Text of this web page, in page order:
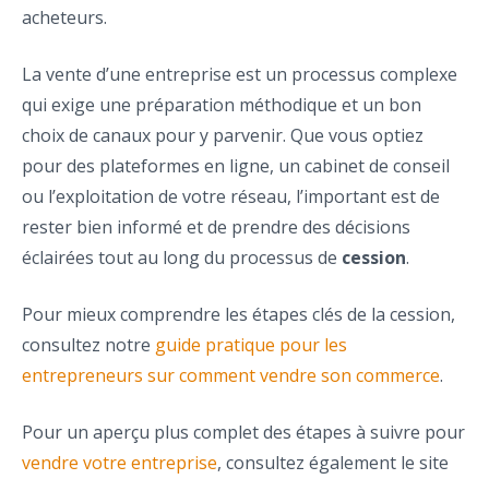
acheteurs.
La vente d’une entreprise est un processus complexe
qui exige une préparation méthodique et un bon
choix de canaux pour y parvenir. Que vous optiez
pour des plateformes en ligne, un cabinet de conseil
ou l’exploitation de votre réseau, l’important est de
rester bien informé et de prendre des décisions
éclairées tout au long du processus de cession.
Pour mieux comprendre les étapes clés de la cession,
consultez notre guide pratique pour les
entrepreneurs sur comment vendre son commerce.
Pour un aperçu plus complet des étapes à suivre pour
vendre votre entreprise, consultez également le site